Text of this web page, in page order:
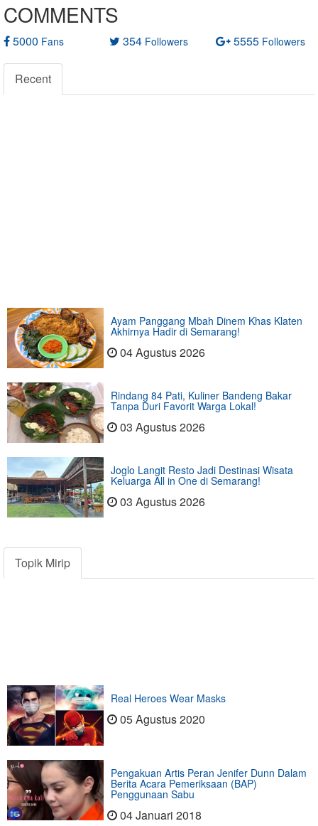
COMMENTS
5000 Fans 354 Followers 5555 Followers
Recent
Ayam Panggang Mbah Dinem Khas Klaten
Akhirnya Hadir di Semarang!
04 Agustus 2026
Rindang 84 Pati, Kuliner Bandeng Bakar
Tanpa Duri Favorit Warga Lokal!
03 Agustus 2026
Joglo Langit Resto Jadi Destinasi Wisata
Keluarga All in One di Semarang!
03 Agustus 2026
Topik Mirip
Real Heroes Wear Masks
05 Agustus 2020
Pengakuan Artis Peran Jenifer Dunn Dalam
Berita Acara Pemeriksaan (BAP)
Penggunaan Sabu
04 Januari 2018